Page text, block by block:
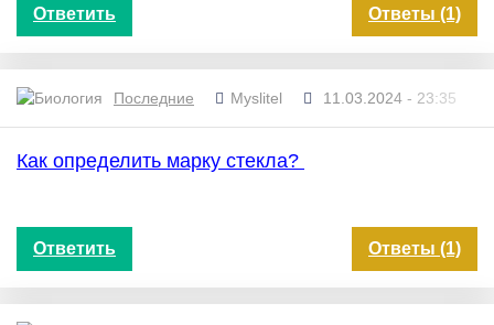
Ответить Ответы (1)
Последние Myslitel 11.03.2024 - 23:35
Как определить марку стекла?
Ответить Ответы (1)